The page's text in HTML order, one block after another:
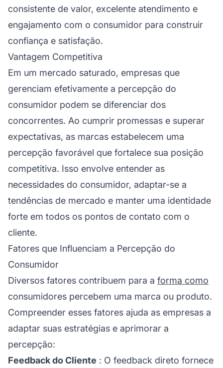
consistente de valor, excelente atendimento e
engajamento com o consumidor para construir
confiança e satisfação.
Vantagem Competitiva
Em um mercado saturado, empresas que
gerenciam efetivamente a percepção do
consumidor podem se diferenciar dos
concorrentes. Ao cumprir promessas e superar
expectativas, as marcas estabelecem uma
percepção favorável que fortalece sua posição
competitiva. Isso envolve entender as
necessidades do consumidor, adaptar-se a
tendências de mercado e manter uma identidade
forte em todos os pontos de contato com o
cliente.
Fatores que Influenciam a Percepção do
Consumidor
Diversos fatores contribuem para a forma como
consumidores percebem uma marca ou produto.
Compreender esses fatores ajuda as empresas a
adaptar suas estratégias e aprimorar a
percepção:
Feedback do Cliente : O feedback direto fornece